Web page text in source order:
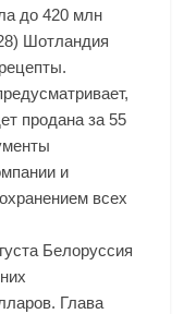
до 420 млн
Шотландия
продана за 55
и
всех
Белоруссия
Глава